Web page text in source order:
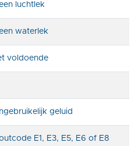
luchtlek
waterlek
voldoende
geluid
E1, E3, E5, E6 of E8